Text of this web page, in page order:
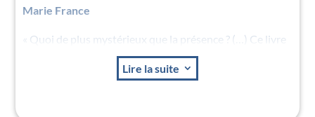
Marie France
« Quoi de plus mystérieux que la présence ? (…) Ce livre
Reviens là, parmi nous
par la présence à l’autre que la relation peut débuter. »
Lire la suite 3